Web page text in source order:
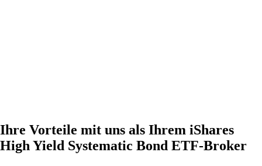
Ihre Vorteile mit uns als Ihrem iShares
High Yield Systematic Bond ETF-Broker